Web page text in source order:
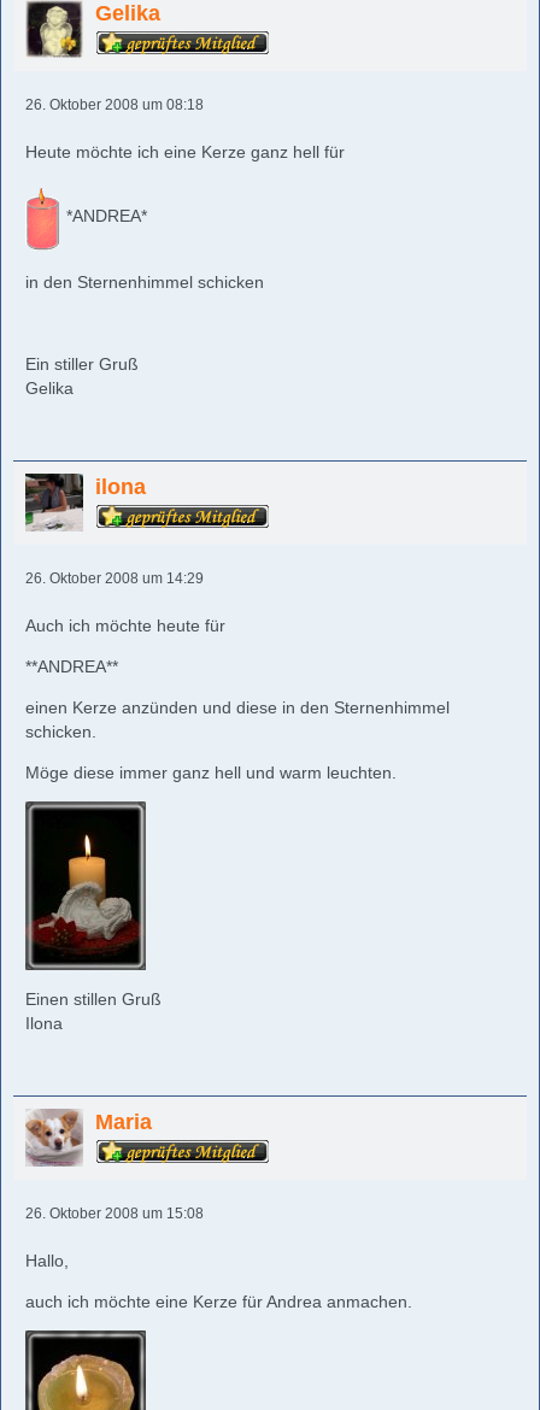
Gelika
26. Oktober 2008 um 08:18
Heute möchte ich eine Kerze ganz hell für
*ANDREA*
in den Sternenhimmel schicken
Ein stiller Gruß
Gelika
ilona
26. Oktober 2008 um 14:29
Auch ich möchte heute für
**ANDREA**
einen Kerze anzünden und diese in den Sternenhimmel
schicken.
Möge diese immer ganz hell und warm leuchten.
Einen stillen Gruß
Ilona
Maria
26. Oktober 2008 um 15:08
Hallo,
auch ich möchte eine Kerze für Andrea anmachen.